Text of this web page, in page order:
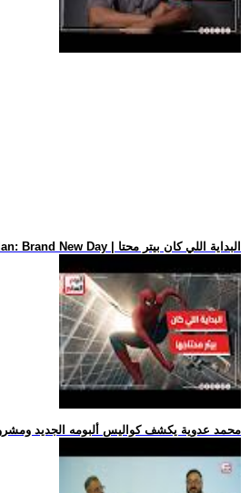
.. فيلم Spider-Man: Brand New Day | البداية اللي كان بيتر محتا
.. محمد عدوية يكشف كواليس ألبومه الجديد